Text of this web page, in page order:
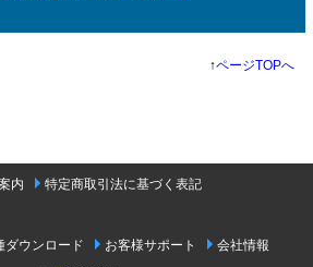
↑ページTOPへ
内
特定商取引法に基づく表記
ダウンロード お客様サポート
会社情報